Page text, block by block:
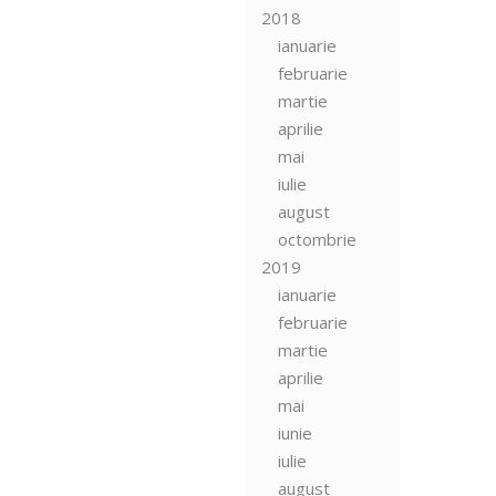
2018
ianuarie
februarie
martie
aprilie
mai
iulie
august
octombrie
2019
ianuarie
februarie
martie
aprilie
mai
iunie
iulie
august